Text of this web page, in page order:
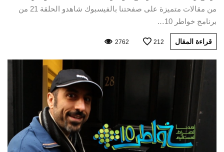
من مقالات متميزة على صفحتنا بالفيسبوك شاهدو الحلقة 21 من
برنامج خواطر 10…
قراءة المقال 212
2762